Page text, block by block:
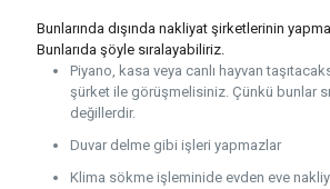
Bunlarında dışında nakliyat şirketlerinin
Bunlarıda şöyle sıralayabiliriz.
Piyano, kasa veya canlı hayvan
şürket ile görüşmelisiniz. Çünkü bunlar
değillerdir.
Duvar delme gibi işleri yapmazlar
Klima sökme işleminide evden eve